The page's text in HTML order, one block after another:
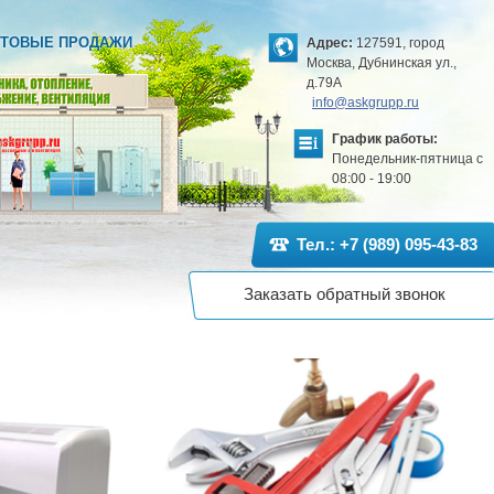
ПРОДАЖИ Адрес:127591, город
Москва, Дубнинская ул.,
д.79А
info@askgrupp.ru
График работы:
Понедельник-пятница с
08:00 - 19:00
Тел.: +7 (989) 095-43-83
Заказать обратный звонок